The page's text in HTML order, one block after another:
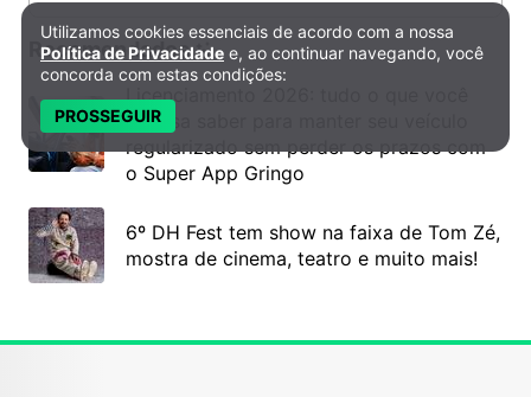
Recomendados
Licenciamento 2026: tudo o que você
precisa saber para manter seu veículo
regularizado sem perder os prazos com
o Super App Gringo
6º DH Fest tem show na faixa de Tom Zé,
mostra de cinema, teatro e muito mais!
Política de Privacidade e Cookies
Utilizamos cookies essenciais de acordo com a nossa
Política de Privacidade e, ao continuar navegando, você
concorda com estas condições:
PROSSEGUIR